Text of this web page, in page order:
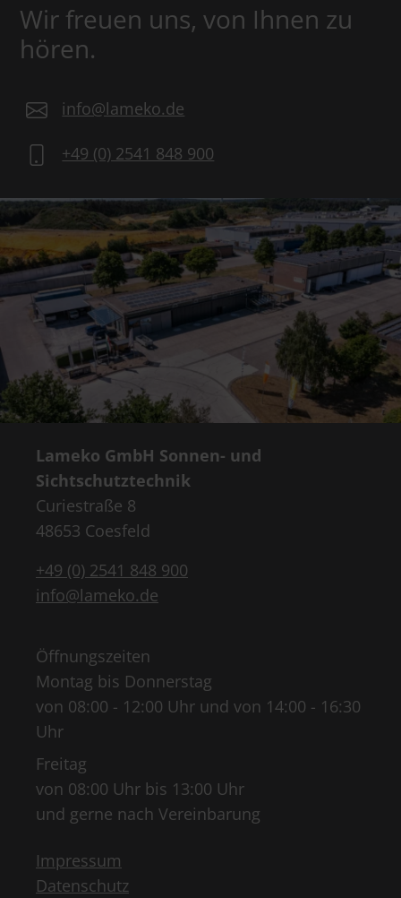
Wir freuen uns, von Ihnen zu
hören.
info@lameko.de
+49 (0) 2541 848 900
Lameko GmbH Sonnen- und
Sichtschutztechnik
Curiestraße 8
48653 Coesfeld
+49 (0) 2541 848 900
info@lameko.de
Öffnungszeiten
Montag bis Donnerstag
von 08:00 - 12:00 Uhr und von 14:00 - 16:30
Uhr
Freitag
von 08:00 Uhr bis 13:00 Uhr
und gerne nach Vereinbarung
Impressum
Datenschutz